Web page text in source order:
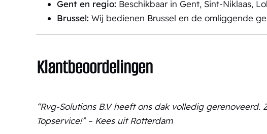
Gent en regio: Beschikbaar in Gent, Sint-Niklaas,
Brussel: Wij bedienen Brussel en de omliggende
Klantbeoordelingen
“Rvg-Solutions B.V heeft ons dak volledig
Topservice!” – Kees uit Rotterdam